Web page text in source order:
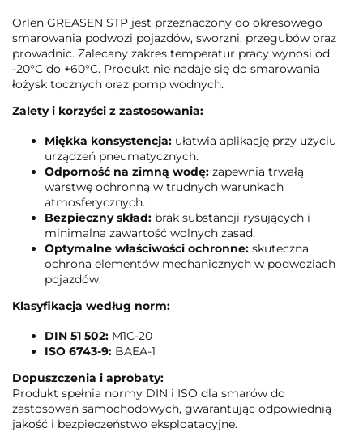
Orlen GREASEN STP jest przeznaczony do okresowego
smarowania podwozi pojazdów, sworzni, przegubów oraz
prowadnic. Zalecany zakres temperatur pracy wynosi od
-20°C do +60°C. Produkt nie nadaje się do smarowania
łożysk tocznych oraz pomp wodnych.
Zalety i korzyści z zastosowania:
Miękka konsystencja: ułatwia aplikację przy użyciu
urządzeń pneumatycznych.
Odporność na zimną wodę: zapewnia trwałą
warstwę ochronną w trudnych warunkach
atmosferycznych.
Bezpieczny skład: brak substancji rysujących i
minimalna zawartość wolnych zasad.
Optymalne właściwości ochronne: skuteczna
ochrona elementów mechanicznych w podwoziach
pojazdów.
Klasyfikacja według norm:
DIN 51 502: M1C-20
ISO 6743-9: BAEA-1
Dopuszczenia i aprobaty:
Produkt spełnia normy DIN i ISO dla smarów do
zastosowań samochodowych, gwarantując odpowiednią
jakość i bezpieczeństwo eksploatacyjne.